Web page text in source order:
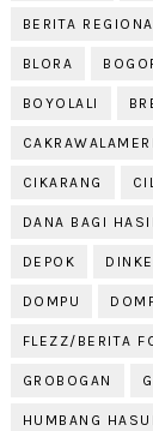
BERITA
BLORA
BOYOLALI
CIKARANG
DANA BAGI
DEPOK
DOMPU
FLEZZ/BERITA
GROBOGAN
HUMBANG